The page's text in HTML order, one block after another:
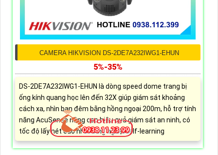
CAMERA HIKVISION DS-2DE7A232IWG1-EHUN
5%-35%
DS-2DE7A232IWG1-EHUN là dòng speed dome trang bị
ống kính quang học lên đến 32X giúp giám sát khoảng
cách xa, nhìn ban đêm bằng hồng ngoại 200m, hỗ trợ tính
năng AcuSense nâng cao hiệu quả giám sát an ninh, có
tốc độ lấy nét cao nhờ công nghệ Self-learning